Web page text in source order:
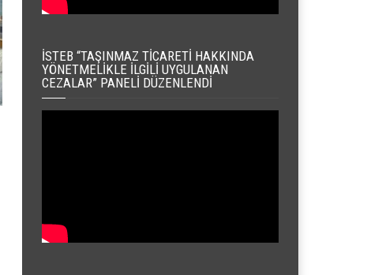
İSTEB “TAŞINMAZ TICARETI HAKKINDA
YÖNETMELIKLE İLGILI UYGULANAN
CEZALAR” PANELI DÜZENLENDI